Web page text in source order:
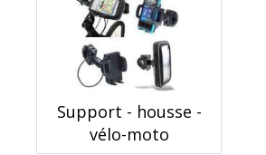
Support - housse -
vélo-moto